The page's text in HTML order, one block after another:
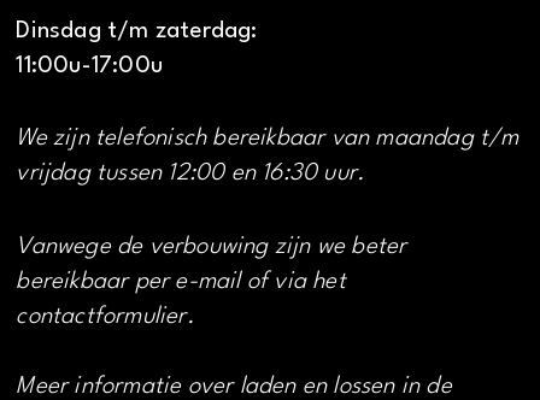
Dinsdag t/m zaterdag:
11:00u-17:00u
We zijn telefonisch bereikbaar van maandag t/m
vrijdag tussen 12:00 en 16:30 uur.
Vanwege de verbouwing zijn we beter
bereikbaar per e-mail of via het
contactformulier.
Meer informatie over laden en lossen in de